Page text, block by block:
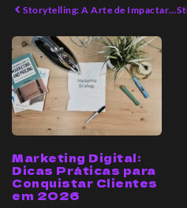
Storytelling: A Arte de Impactar Marcas e Consumidores
Marketing Digital:
Dicas Práticas para
Conquistar Clientes
em 2026